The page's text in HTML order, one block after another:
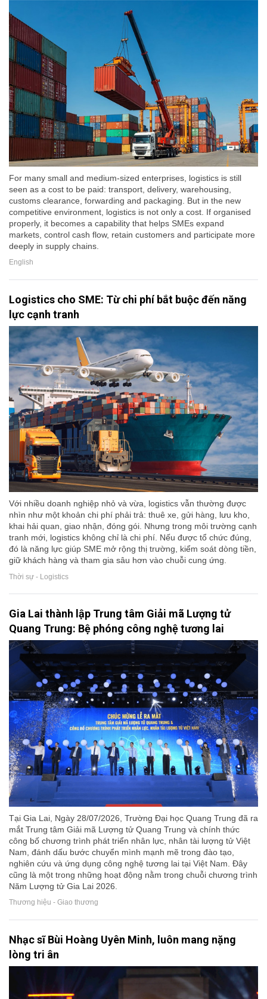
For many small and medium-sized enterprises, logistics is still
seen as a cost to be paid: transport, delivery, warehousing,
customs clearance, forwarding and packaging. But in the new
competitive environment, logistics is not only a cost. If organised
properly, it becomes a capability that helps SMEs expand
markets, control cash flow, retain customers and participate more
deeply in supply chains.
English
Logistics cho SME: Từ chi phí bắt buộc đến năng
lực cạnh tranh
Với nhiều doanh nghiệp nhỏ và vừa, logistics vẫn thường được
nhìn như một khoản chi phí phải trả: thuê xe, gửi hàng, lưu kho,
khai hải quan, giao nhận, đóng gói. Nhưng trong môi trường cạnh
tranh mới, logistics không chỉ là chi phí. Nếu được tổ chức đúng,
đó là năng lực giúp SME mở rộng thị trường, kiểm soát dòng tiền,
giữ khách hàng và tham gia sâu hơn vào chuỗi cung ứng.
Thời sự - Logistics
Gia Lai thành lập Trung tâm Giải mã Lượng tử
Quang Trung: Bệ phóng công nghệ tương lai
Tại Gia Lai, Ngày 28/07/2026, Trường Đại học Quang Trung đã ra
mắt Trung tâm Giải mã Lượng tử Quang Trung và chính thức
công bố chương trình phát triển nhân lực, nhân tài lượng tử Việt
Nam, đánh dấu bước chuyển mình mạnh mẽ trong đào tạo,
nghiên cứu và ứng dụng công nghệ tương lai tại Việt Nam. Đây
cũng là một trong những hoạt động nằm trong chuỗi chương trình
Năm Lượng tử Gia Lai 2026.
Thương hiệu - Giao thương
Nhạc sĩ Bùi Hoàng Uyên Minh, luôn mang nặng
lòng tri ân